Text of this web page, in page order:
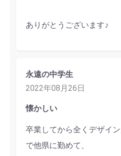
ありがとうございます♪
永遠の中学生
2022年08月26日
懐かしい
卒業してから全くデザイ
で他県に勤めて、